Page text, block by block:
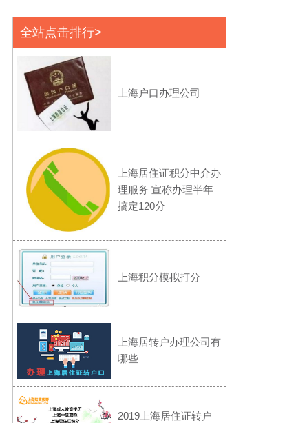
全站点击排行>
上海户口办理公司
上海居住证积分中介办
理服务 宣称办理半年
搞定120分
上海积分模拟打分
上海居转户办理公司有
哪些
2019上海居住证转户